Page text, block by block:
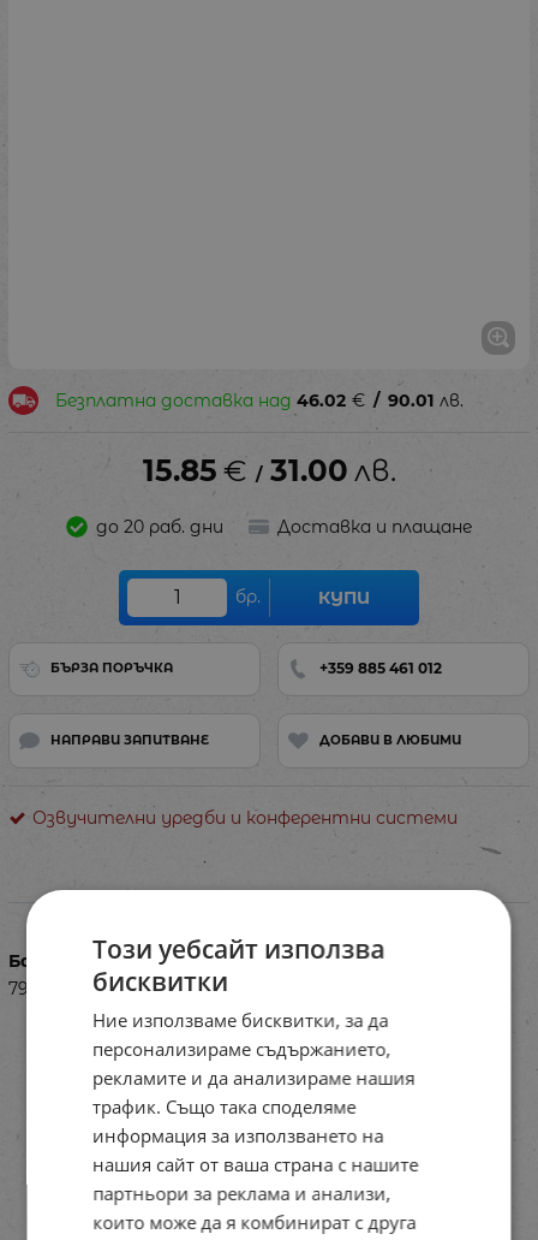
Безплатна доставка над 46.02 € / 90.01 лв.
15.85 € / 31.00 лв.
до 20 раб. дни Доставка и плащане
бр. КУПИ
БЪРЗА ПОРЪЧКА +359 885 461 012
НАПРАВИ ЗАПИТВАНЕ ДОБАВИ В ЛЮБИМИ
Озвучителни уредби и конферентни системи
Баркод (ISBN, UPC, др.)
791569
Този уебсайт използва
бисквитки
Ние използваме бисквитки, за да
персонализираме съдържанието,
рекламите и да анализираме нашия
трафик. Също така споделяме
информация за използването на
нашия сайт от ваша страна с нашите
партньори за реклама и анализи,
които може да я комбинират с друга